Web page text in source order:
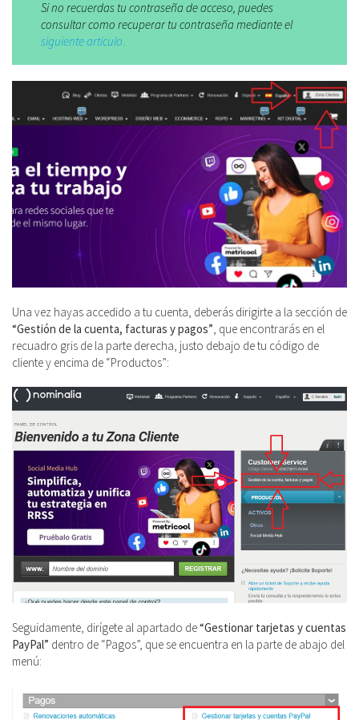
Si no recuerdas tu contraseña de acceso, puedes
consultar como recuperar tu contraseña mediante el
siguiente articulo
Una vez hayas accedido a tu cuenta, deberás dirigirte a la sección de
“Gestión de la cuenta, facturas y pagos”, que encontrarás en el
recuadro gris de la parte derecha, justo debajo de tu código de
cliente y encima de “Productos”:
Seguidamente, dirígete al apartado de“Gestionar tarjetas y cuentas
PayPal” dentro de “Pagos”, que se encuentra en la parte de abajo del
menú: